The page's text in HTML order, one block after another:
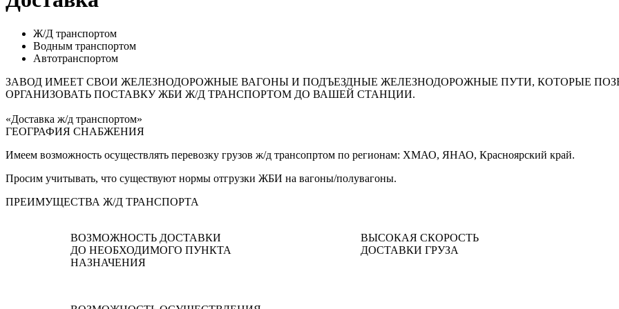
Ж/Д транспортом
Водным транспортом
Автотранспортом
ЗАВОД ИМЕЕТ СВОИ ЖЕЛЕЗНОДОРОЖНЫЕ ВАГОНЫ И ПОДЪЕЗДНЫЕ ЖЕЛЕЗНОДОРОЖНЫЕ ПУТИ, КОТОРЫЕ
ОРГАНИЗОВАТЬ ПОСТАВКУ ЖБИ Ж/Д ТРАНСПОРТОМ ДО ВАШЕЙ СТАНЦИИ.
«Доставка ж/д транспортом»
ГЕОГРАФИЯ СНАБЖЕНИЯ
Имеем возможность осуществлять перевозку грузов ж/д трансопртом по регионам: ХМАО, ЯНАО, Красноярский край.
Просим учитывать, что существуют нормы отгрузки ЖБИ на вагоны/полувагоны.
ПРЕИМУЩЕСТВА Ж/Д ТРАНСПОРТА
ВОЗМОЖНОСТЬ ДОСТАВКИ
ДО НЕОБХОДИМОГО ПУНКТА
НАЗНАЧЕНИЯ
ВЫСОКАЯ СКОРОСТЬ
ДОСТАВКИ ГРУЗА